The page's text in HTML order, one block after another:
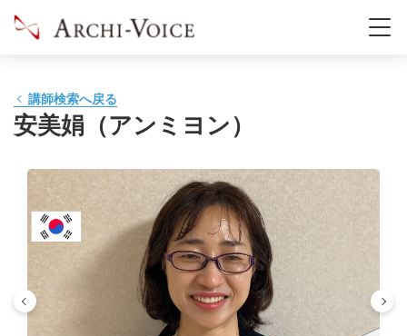
講師検索へ戻る
安美娟（アンミヨン）